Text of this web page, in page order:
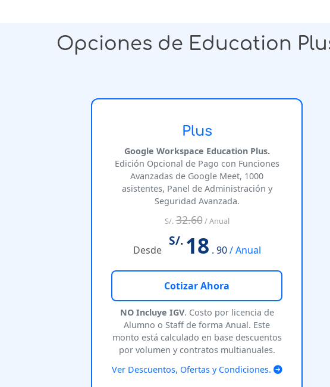
Opciones de Education
Plus
Google Workspace Education Plus.
Edición Opcional de Pago con Funciones
Avanzadas de Google Meet, 1000
asistentes, Panel de Administración y
Seguridad Avanzada.
S/. 32.60/ Anual
Desde
S/. 18 . 90/ Anual
Cotizar Ahora
NO Incluye IGV. Costo por licencia de
Alumno o Staff de forma Anual. Este
monto está calculado en base descuentos
por volumen y contratos multianuales.
Ver Descuentos, Ofertas y Condiciones.